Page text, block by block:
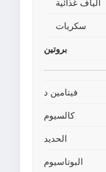
ألياف غذائية
سكريات
بروتين
فيتامين د
كالسيوم
الحديد
البوتاسيوم